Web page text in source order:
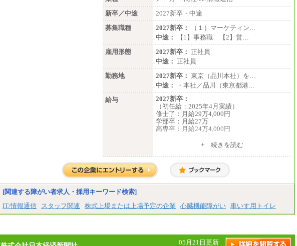
新卒／中途
2027新卒・中途
募集職種
2027新卒：
（１）マーケティン…
中途：
【1】事務職 【2】営…
雇用形態
2027新卒： 正社員
中途： 正社員
勤務地
2027新卒： 東京（品川本社）を…
中途：
・本社／品川（東京都港…
給与
2027新卒：
（初任給：2025年4月実績）
修士了：月給29万4,000円
学部卒：月給27万
高専卒：月給24万4,000円
月給 250,000円～350,000円
想定年収 420万円～600万円
入社時の処遇（基本給・賞与）は経験・スキ
合もあります。
※試用期間中も給与に変更はございません。
+ 続きを読む
[関連する障がい者求人・採用キーワード検索]
IT/情報通信
スタッフ関連 株式上場または上場予定の企業 心臓機能障がい 車いす用トイレ
05月21日更新